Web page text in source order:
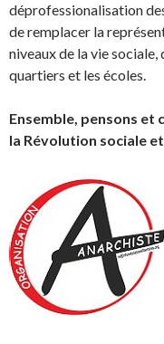
déprofessionalisation
de remplacer la
niveaux de la vie sociale,
quartiers et les écoles.
Ensemble, pensons et
la Révolution sociale